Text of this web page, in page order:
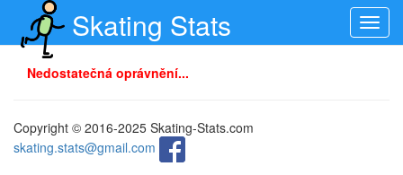
Skating Stats
Nedostatečná oprávnění...
Copyright © 2016-2025 Skating-Stats.com
skating.stats@gmail.com